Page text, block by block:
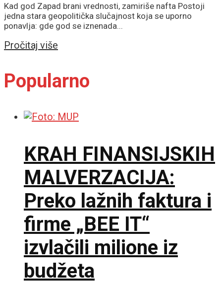
Kad god Zapad brani vrednosti, zamiriše nafta Postoji
jedna stara geopolitička slučajnost koja se uporno
ponavlja: gde god se iznenada...
Pročitaj više
Popularno
KRAH FINANSIJSKIH
MALVERZACIJA:
Preko lažnih faktura i
firme „BEE IT“
izvlačili milione iz
budžeta